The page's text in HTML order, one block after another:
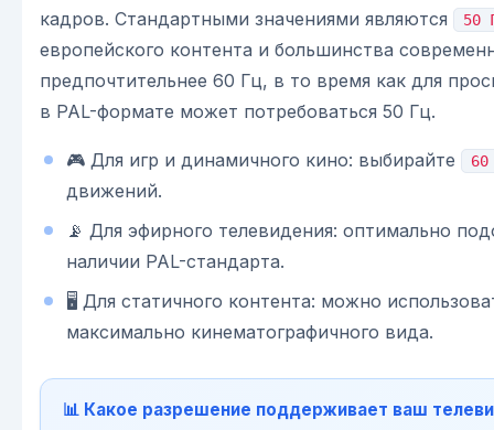
кадров. Стандартными значениями являются
50
европейского контента и большинства
предпочтительнее 60 Гц, в то время как для
в PAL-формате может потребоваться 50 Гц.
🎮 Для игр и динамичного кино: выбирайте 60
движений.
📡 Для эфирного телевидения: оптимально
наличии PAL-стандарта.
🖥️ Для статичного контента: можно
максимально кинематографичного вида.
📊 Какое разрешение поддерживает ваш